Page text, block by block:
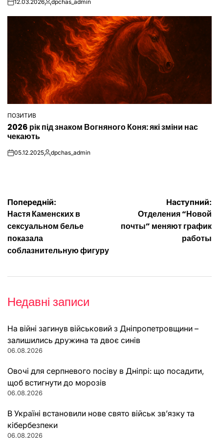
on12.03.2026Опубліковано
dpchas_admin
ОПУБЛІКУВАТИ
У
ПОЗИТИВ
2026 рік під знаком Вогняного Коня: які зміни нас
чекають
on05.12.2025Опубліковано
dpchas_admin
Навігація
записів
Попередній:
Настя Каменских в
сексуальном белье
показала
соблазнительную фигуру
Наступний:
Отделения “Новой
почты” меняют график
работы
Недавні записи
На війні загинув військовий з Дніпропетровщини –
залишились дружина та двоє синів
06.08.2026
Овочі для серпневого посіву в Дніпрі: що посадити,
щоб встигнути до морозів
06.08.2026
В Україні встановили нове свято військ зв’язку та
кібербезпеки
06.08.2026